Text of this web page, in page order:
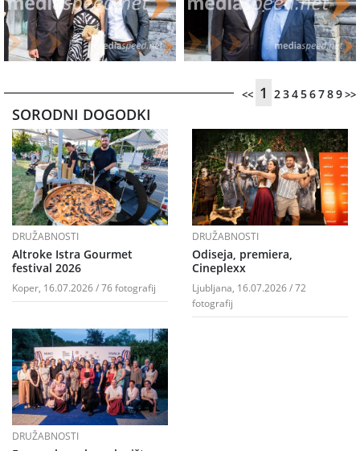
<< 1 23456789>>
SORODNI DOGODKI
DRUŽABNOSTI
Altroke Istra Gourmet
festival 2026
Koper, 16.07.2026 / 76 fotografij
DRUŽABNOSTI
Odiseja, premiera,
Cineplexx
Ljubljana, 16.07.2026 / 72
fotografij
DRUŽABNOSTI